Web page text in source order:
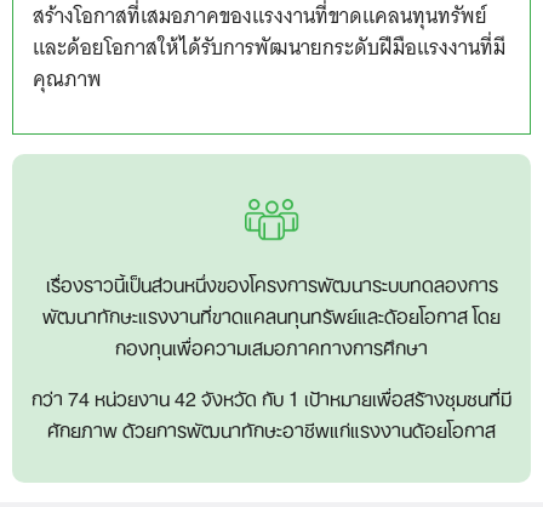
สร้างโอกาสที่เสมอภาคของแรงงานที่ขาดแคลนทุนทรัพย์
และด้อยโอกาสให้ได้รับการพัฒนายกระดับฝีมือแรงงานที่มี
คุณภาพ
เรื่องราวนี้เป็นส่วนหนึ่งของโครงการพัฒนาระบบทดลองการ
พัฒนาทักษะแรงงานที่ขาดแคลนทุนทรัพย์และด้อยโอกาส โดย
กองทุนเพื่อความเสมอภาคทางการศึกษา
กว่า 74 หน่วยงาน 42 จังหวัด กับ 1 เป้าหมายเพื่อสร้างชุมชนที่มี
ศักยภาพ ด้วยการพัฒนาทักษะอาชีพแก่แรงงานด้อยโอกาส